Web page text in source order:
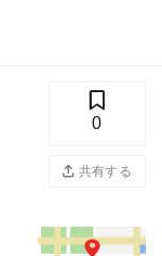
0
共有する